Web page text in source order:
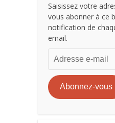
Saisissez votre
vous abonner à ce
notification de
email.
e-
mail
Abonnez-vous